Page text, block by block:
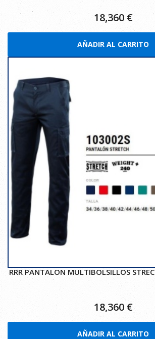
18,360 €
AÑADIR AL CARRITO
RRR PANTALON MULTIBOLSILLOS
18,360 €
AÑADIR AL CARRITO